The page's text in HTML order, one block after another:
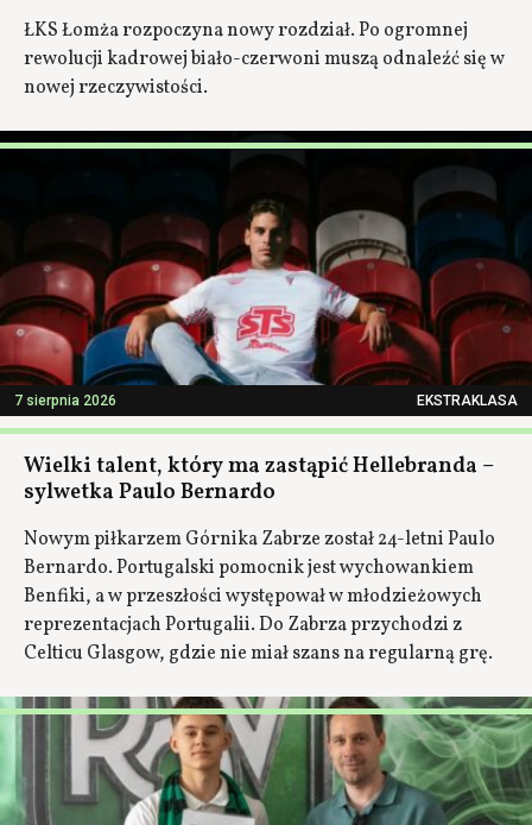
ŁKS Łomża rozpoczyna nowy rozdział. Po ogromnej
rewolucji kadrowej biało-czerwoni muszą odnaleźć się w
nowej rzeczywistości.
7 sierpnia 2026 EKSTRAKLASA
Wielki talent, który ma zastąpić Hellebranda –
sylwetka Paulo Bernardo
Nowym piłkarzem Górnika Zabrze został 24-letni Paulo
Bernardo. Portugalski pomocnik jest wychowankiem
Benfiki, a w przeszłości występował w młodzieżowych
reprezentacjach Portugalii. Do Zabrza przychodzi z
Celticu Glasgow, gdzie nie miał szans na regularną grę.